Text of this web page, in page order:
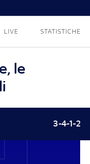
LIVE STATISTICHE
le
3-4-1-2